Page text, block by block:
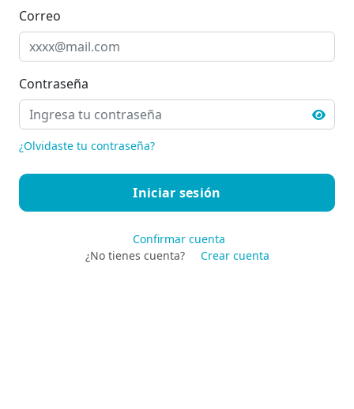
Correo
Contraseña
¿Olvidaste tu contraseña?
Confirmar cuenta
¿No tienes cuenta?
Crear cuenta